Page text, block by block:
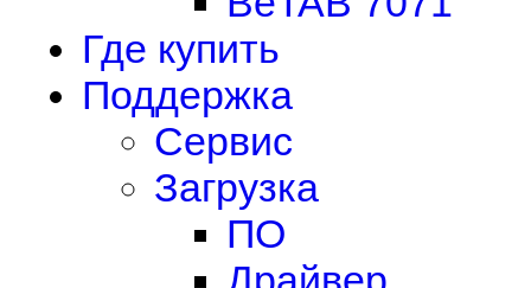
Где купить
Поддержка
Сервис
Загрузка
ПО